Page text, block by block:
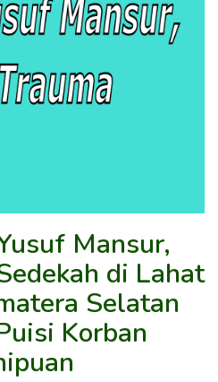
Mansur,
di Lahat
Selatan
Korban